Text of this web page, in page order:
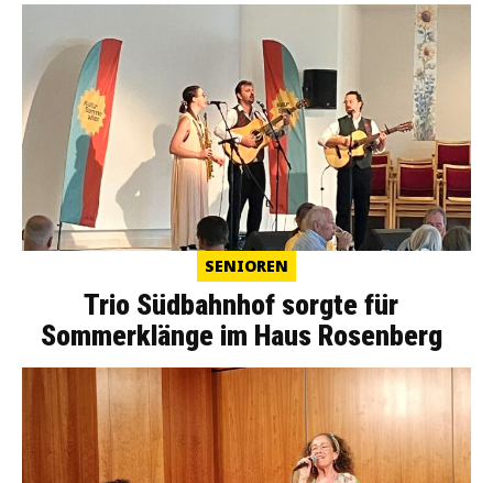
SENIOREN
Trio Südbahnhof sorgte für
Sommerklänge im Haus Rosenberg